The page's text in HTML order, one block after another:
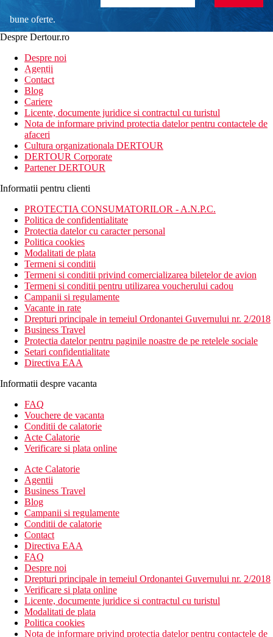
bune oferte.
newsletter!
Despre Dertour.ro
Despre noi
Agentii
Contact
Blog
Cariere
Licente, documente juridice si contractul cu turistul
Nota de informare privind protectia datelor pentru contactele de
afaceri
Cultura organizationala DERTOUR
DERTOUR Corporate
Partener DERTOUR
Informatii pentru clienti
PROTECTIA CONSUMATORILOR - A.N.P.C.
Politica de confidentialitate
Protectia datelor cu caracter personal
Politica cookies
Modalitati de plata
Termeni si conditii
Termeni si conditii privind comercializarea biletelor de avion
Termeni si conditii pentru utilizarea voucherului cadou
Campanii si regulamente
Vacante in rate
Drepturi principale in temeiul Ordonantei Guvernului nr. 2/2018
Business Travel
Protectia datelor pentru paginile noastre de pe retelele sociale
Setari confidentialitate
Directiva EAA
Informatii despre vacanta
FAQ
Vouchere de vacanta
Conditii de calatorie
Acte Calatorie
Verificare si plata online
Acte Calatorie
Agentii
Business Travel
Blog
Campanii si regulamente
Conditii de calatorie
Contact
Directiva EAA
FAQ
Despre noi
Drepturi principale in temeiul Ordonantei Guvernului nr. 2/2018
Verificare si plata online
Licente, documente juridice si contractul cu turistul
Modalitati de plata
Politica cookies
Nota de informare privind protectia datelor pentru contactele de